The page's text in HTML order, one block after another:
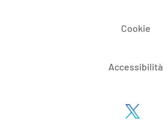
Cookie
Accessibilità